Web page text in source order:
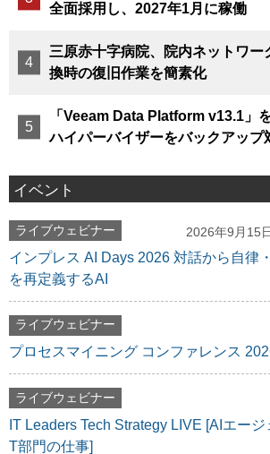
全面採用し、2027年1月に稼働
三原赤十字病院、院内ネットワー
換時の復旧作業を簡素化
「Veeam Data Platform v13.1」
ハイパーバイザーをバックアップ
イベント
ライブウェビナー 2026年9月15
インプレス AI Days 2026 対話から自律
を再定義するAI
ライブウェビナー
プロセスマイニング コンファレンス
ライブウェビナー
IT Leaders Tech Strategy LIVE [AIエージ
T部門の仕事]